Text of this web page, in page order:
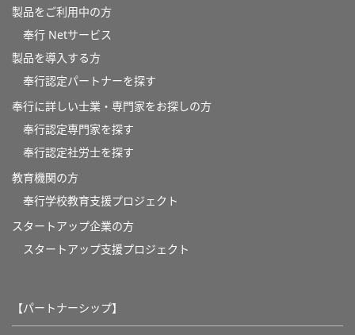
製品をご利用中の方
奉行 Netサービス
製品を導入する方
奉行認定パートナーを探す
奉行に詳しい士業・専門家をお探しの方
奉行認定専門家を探す
奉行認定社労士を探す
教育機関の方
奉⾏学校教育⽀援プロジェクト
スタートアップ企業の方
スタートアップ支援プロジェクト
【パートナーシップ】